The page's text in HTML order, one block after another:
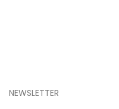
NEWSLETTER